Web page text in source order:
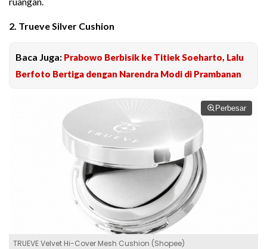
2. Trueve Silver Cushion
Baca Juga: Prabowo Berbisik ke Titiek Soeharto, Lalu
Berfoto Bertiga dengan Narendra Modi di Prambanan
Perbesar
TRUEVE Velvet Hi-Cover Mesh Cushion (Shopee)